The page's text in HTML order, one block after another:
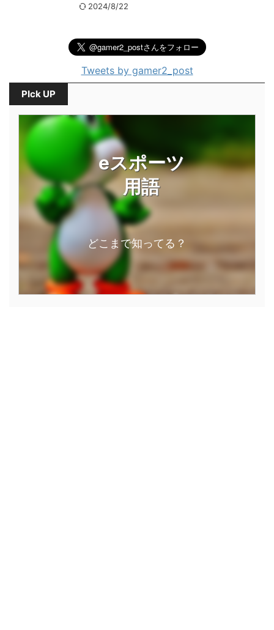
2024/8/22
Tweets by gamer2_post
PIck UP
eスポーツ
用語
どこまで知ってる？